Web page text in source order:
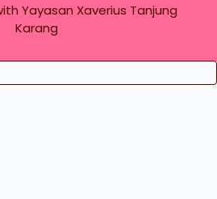
Yayasan Xaverius Tanjung
Karang